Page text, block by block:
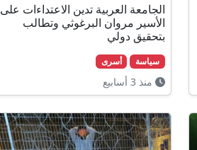
الجامعة العربية تدين الاعتداءات على
الأسير مروان البرغوثي وتطالب
بتحقيق دولي
سياسة أسرى
منذ 3 أسابيع